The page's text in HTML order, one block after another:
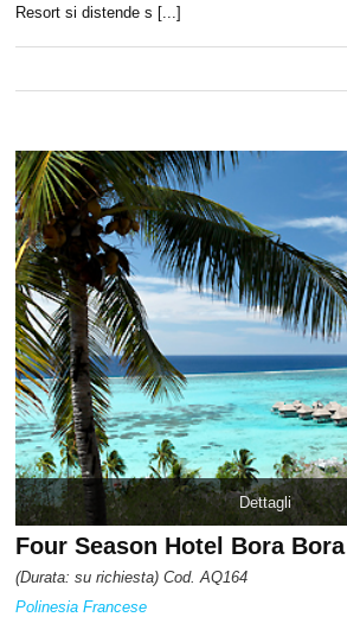
Resort si distende s [...]
Dettagli
Four Season Hotel Bora Bora
(Durata: su richiesta) Cod. AQ164
Polinesia Francese